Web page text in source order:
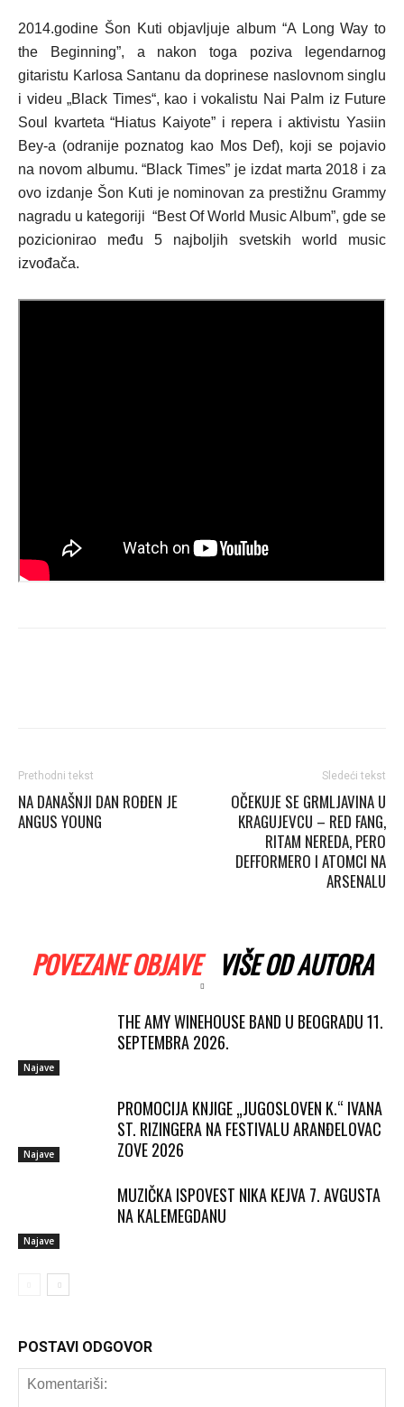
2014.godine Šon Kuti objavljuje album “A Long Way to
the Beginning”, a nakon toga poziva legendarnog
gitaristu Karlosa Santanu da doprinese naslovnom singlu
i videu „Black Times“, kao i vokalistu Nai Palm iz Future
Soul kvarteta “Hiatus Kaiyote” i repera i aktivistu Yasiin
Bey-a (odranije poznatog kao Mos Def), koji se pojavio
na novom albumu. “Black Times” je izdat marta 2018 i za
ovo izdanje Šon Kuti je nominovan za prestižnu Grammy
nagradu u kategoriji “Best Of World Music Album”, gde se
pozicionirao među 5 najboljih svetskih world music
izvođača.
Prethodni tekst
NA DANAŠNJI DAN ROĐEN JE
ANGUS YOUNG
Sledeći tekst
OČEKUJE SE GRMLJAVINA U
KRAGUJEVCU – RED FANG,
RITAM NEREDA, PERO
DEFFORMERO I ATOMCI NA
ARSENALU
POVEZANE OBJAVE VIŠE OD AUTORA
Najave
THE AMY WINEHOUSE BAND U BEOGRADU 11.
SEPTEMBRA 2026.
Najave
PROMOCIJA KNJIGE „JUGOSLOVEN K.“ IVANA
ST. RIZINGERA NA FESTIVALU ARANĐELOVAC
ZOVE 2026
Najave
MUZIČKA ISPOVEST NIKA KEJVA 7. AVGUSTA
NA KALEMEGDANU
POSTAVI ODGOVOR